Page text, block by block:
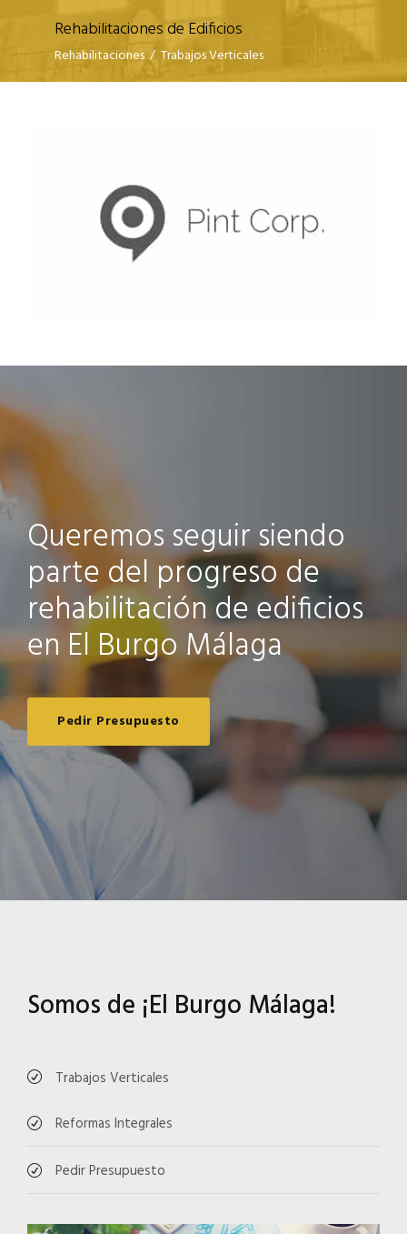
Rehabilitaciones de Edificios
Rehabilitaciones / Trabajos Verticales
Queremos seguir siendo
parte del progreso de
rehabilitación de edificios
en El Burgo Málaga
Pedir Presupuesto
Somos de ¡El Burgo Málaga!
Trabajos Verticales
Reformas Integrales
Pedir Presupuesto